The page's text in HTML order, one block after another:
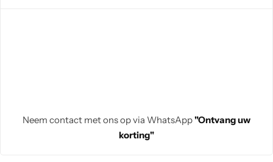
Neem contact met ons op via WhatsApp"Ontvang uw
korting"